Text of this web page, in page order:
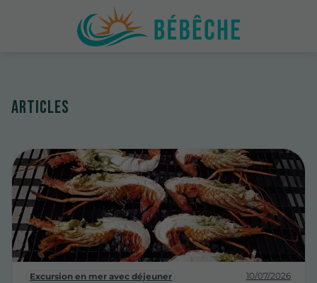
Articles
Excursion en mer avec déjeuner 10/07/2026